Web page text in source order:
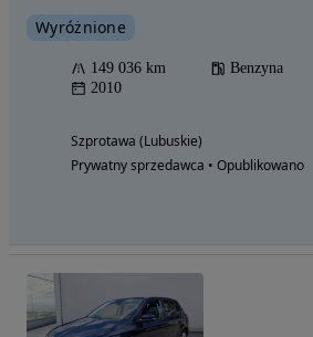
Wyróżnione
149 036 km Benzyna
2010
Szprotawa (Lubuskie)
Prywatny sprzedawca • Opublikowano